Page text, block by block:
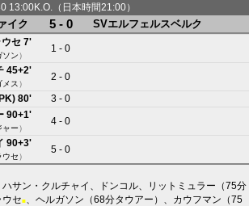
13:00K.O.（日本時間21:00）
イク 5 - 0 SVエルフェルスベルク
ウセ 7'
ソン）
1 - 0
45+2'
メス ）
2 - 0
80'
3 - 0
90+1'
ャー）
4 - 0
90+3'
ウセ）
5 - 0
ハサン・クルチャイ ドンコル リットミュラー （75分
ウセ■ ヘルガソン （68分タウアー ）、 カウフマン （75